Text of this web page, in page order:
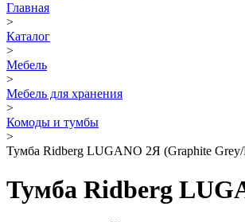
Главная
>
Каталог
>
Мебель
>
Мебель для хранения
>
Комоды и тумбы
>
Тумба Ridberg LUGANO 2Я (Graphite
Тумба Ridberg